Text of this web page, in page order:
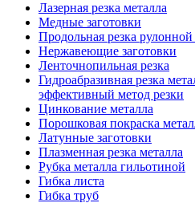
Лазерная резка металла
Медные заготовки
Продольная резка рулонной
Нержавеющие заготовки
Ленточнопильная резка
Гидроабразивная резка
эффективный метод резки
Цинкование металла
Порошковая покраска
Латунные заготовки
Плазменная резка металла
Рубка металла гильотиной
Гибка листа
Гибка труб